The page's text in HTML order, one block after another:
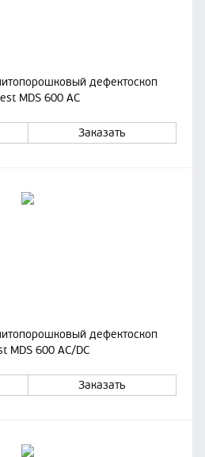
дефектоскоп
MDS 600 AC
Заказать
дефектоскоп
MDS 600 AC/DC
Заказать